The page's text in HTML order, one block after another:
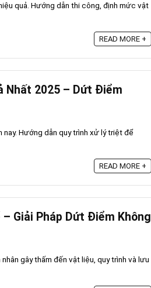
quả. Hướng dẫn thi công, định mức vật
READ MORE +
Nhất 2025 – Dứt Điểm
Hướng dẫn quy trình xử lý triệt để
READ MORE +
Giải Pháp Dứt Điểm Không
gây thấm đến vật liệu, quy trình và lưu